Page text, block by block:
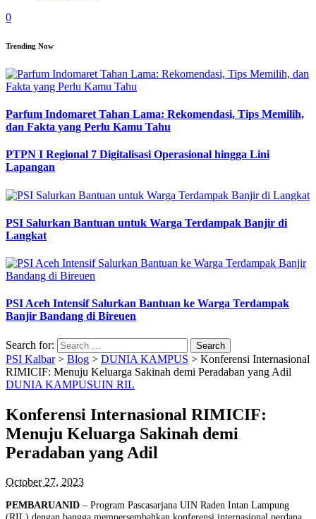
0
Trending Now
Parfum Indomaret Tahan Lama: Rekomendasi, Tips Memilih,
dan Fakta yang Perlu Kamu Tahu
PTPN I Regional 7 Digitalisasi Operasional hingga Lini
Lapangan
PSI Salurkan Bantuan untuk Warga Terdampak Banjir di
Langkat
PSI Aceh Intensif Salurkan Bantuan ke Warga Terdampak
Banjir Bandang di Bireuen
Search for:
PSI Kalbar> Blog > DUNIA KAMPUS > Konferensi Internasional
RIMICIF: Menuju Keluarga Sakinah demi Peradaban yang Adil
DUNIA KAMPUSUIN RIL
Konferensi Internasional RIMICIF:
Menuju Keluarga Sakinah demi
Peradaban yang Adil
October 27, 2023
PEMBARUANID – Program Pascasarjana UIN Raden Intan Lampung
(RIL) dengan bangga mempersembahkan konferensi internasional perdana